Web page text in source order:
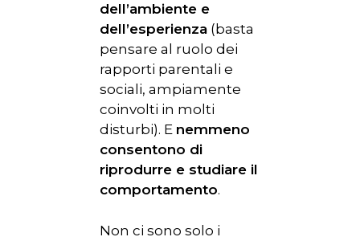
dell’ambiente e
dell’esperienza (basta
pensare al ruolo dei
rapporti parentali e
sociali, ampiamente
coinvolti in molti
disturbi). E nemmeno
consentono di
riprodurre e studiare il
comportamento.
Non ci sono solo i